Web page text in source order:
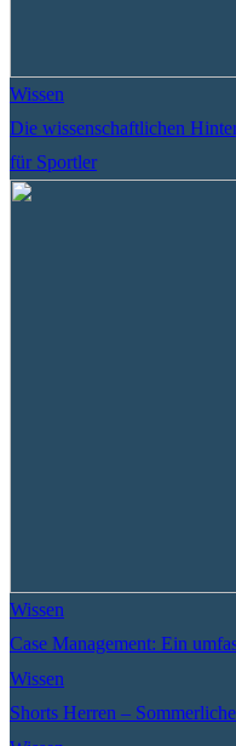
Wissen
Die wissenschaftlichen
für Sportler
Wissen
Case Management: Ein
Wissen
Shorts Herren –